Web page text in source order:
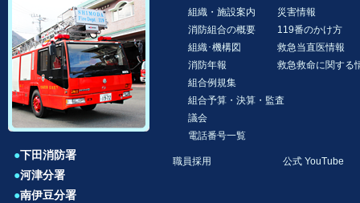
●下田消防署
●河津分署
●南伊豆分署
組織・施設案内
消防組合の概要
組織･機構図
消防年報
組合例規集
組合予算・決算・監査
議会
電話番号一覧
災害情報
119番のかけ方
救急当直医情報
救急救命に関する
職員採用 公式 YouTube